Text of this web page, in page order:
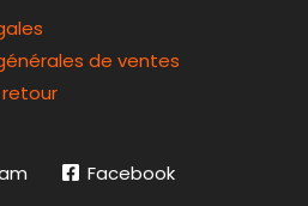
de ventes
Facebook